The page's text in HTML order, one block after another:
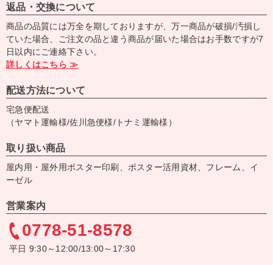
返品・交換について
商品の品質には万全を期しておりますが、万一商品が破損/汚損し
ていた場合、ご注文の品と違う商品が届いた場合はお手数ですが7
日以内にご連絡下さい。
詳しくはこちら ≫
配送方法について
宅急便配送
（ヤマト運輸様/佐川急便様/トナミ運輸様）
取り扱い商品
屋内用・屋外用ポスター印刷、ポスター活用資材、フレーム、イ
ーゼル
営業案内
0778-51-8578
平日 9:30～12:00/13:00～17:30